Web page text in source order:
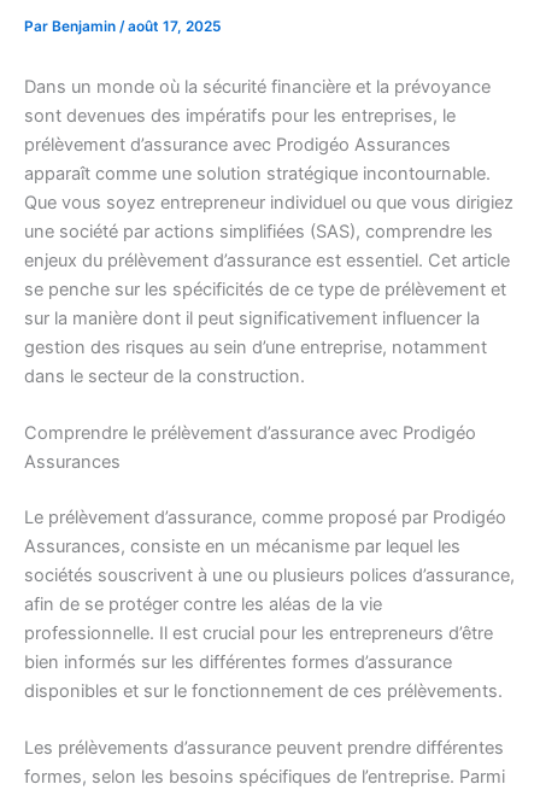
Par Benjamin /août 17, 2025
Dans un monde où la sécurité financière et la prévoyance
sont devenues des impératifs pour les entreprises, le
prélèvement d’assurance avec Prodigéo Assurances
apparaît comme une solution stratégique incontournable.
Que vous soyez entrepreneur individuel ou que vous dirigiez
une société par actions simplifiées (SAS), comprendre les
enjeux du prélèvement d’assurance est essentiel. Cet article
se penche sur les spécificités de ce type de prélèvement et
sur la manière dont il peut significativement influencer la
gestion des risques au sein d’une entreprise, notamment
dans le secteur de la construction.
Comprendre le prélèvement d’assurance avec Prodigéo
Assurances
Le prélèvement d’assurance, comme proposé par Prodigéo
Assurances, consiste en un mécanisme par lequel les
sociétés souscrivent à une ou plusieurs polices d’assurance,
afin de se protéger contre les aléas de la vie
professionnelle. Il est crucial pour les entrepreneurs d’être
bien informés sur les différentes formes d’assurance
disponibles et sur le fonctionnement de ces prélèvements.
Les prélèvements d’assurance peuvent prendre différentes
formes, selon les besoins spécifiques de l’entreprise. Parmi